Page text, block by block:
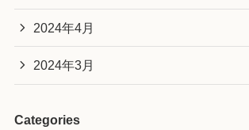
2024年4月
2024年3月
Categories